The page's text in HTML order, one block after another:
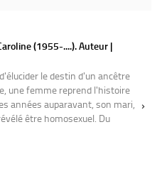
(1955-....). Auteur |
le destin d'un ancêtre
une femme reprend l'histoire
années auparavant, son mari,
être homosexuel. Du